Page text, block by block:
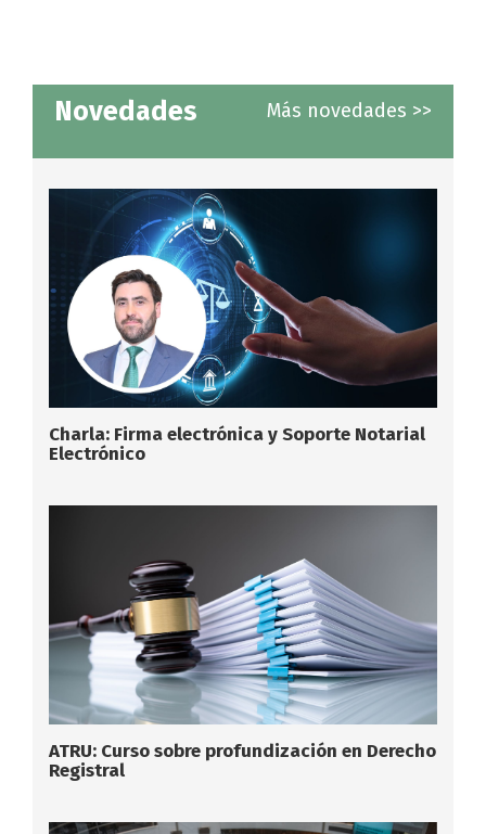
Novedades Más novedades >>
Charla: Firma electrónica y Soporte Notarial
Electrónico
ATRU: Curso sobre profundización en Derecho
Registral